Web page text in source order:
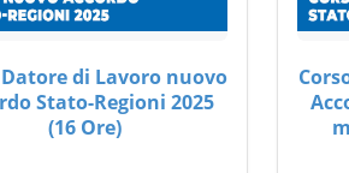
Datore di Lavoro nuovo
Stato-Regioni 2025
(16 Ore)